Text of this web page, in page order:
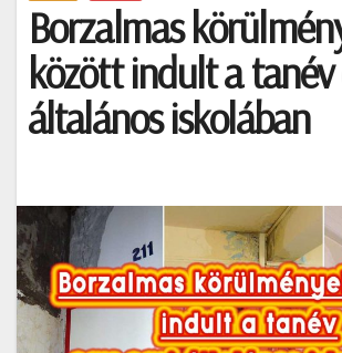
Borzalmas
között indult a tanév
általános iskolában